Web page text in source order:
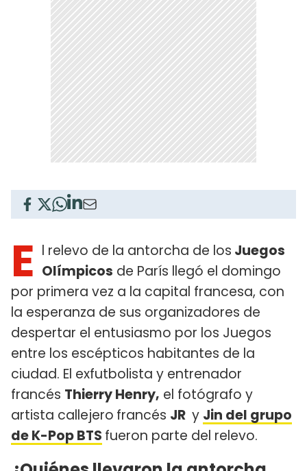
E l relevo de la antorcha de los Juegos
Olímpicos de París llegó el domingo
por primera vez a la capital francesa, con
la esperanza de sus organizadores de
despertar el entusiasmo por los Juegos
entre los escépticos habitantes de la
ciudad. El exfutbolista y entrenador
francés Thierry Henry, el fotógrafo y
artista callejero francés JR y Jin del grupo
de K-Pop BTS fueron parte del relevo.